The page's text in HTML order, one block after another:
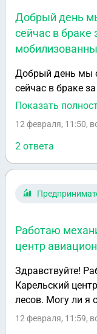
Пушкинской район а
Кировском
подавала)
Пушкинский район
исключает из
Добрый день
сейчас в
Добрый день мы
сейчас в браке
мобилизованный
о рождения
расторжении
связь не держу
Показать
12 февраля, 11:50,
2 ответа
Работаю
центр
Здравствуйте!
Карельский
лесов. Могу ли я
12 февраля, 11:59,